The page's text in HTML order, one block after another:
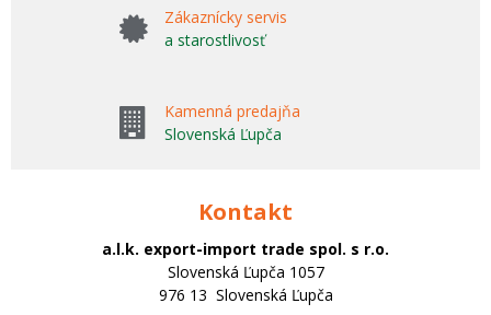
Zákaznícky servis
a starostlivosť
Kamenná predajňa
Slovenská Ľupča
Kontakt
a.l.k. export-import trade spol. s r.o.
Slovenská Ľupča 1057
976 13 Slovenská Ľupča